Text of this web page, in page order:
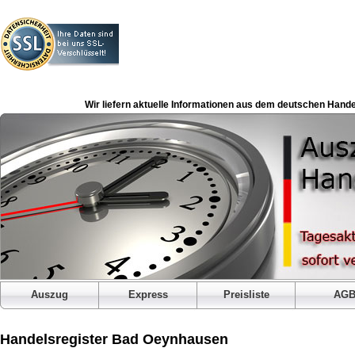
Wir liefern aktuelle Informationen aus dem deutschen
Auszug Express Preisliste AGB
Handelsregister Bad Oeynhausen